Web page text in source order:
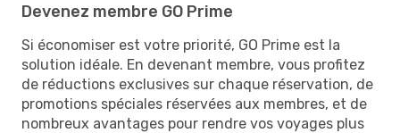
Devenez membre GO Prime
Si économiser est votre priorité, GO Prime est la
solution idéale. En devenant membre, vous profitez
de réductions exclusives sur chaque réservation, de
promotions spéciales réservées aux membres, et de
nombreux avantages pour rendre vos voyages plus